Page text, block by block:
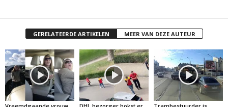
GERELATEERDE ARTIKELEN MEER VAN DEZE AUTEUR